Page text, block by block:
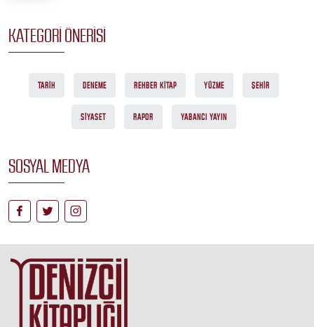
KATEGORI ÖNERISI
TARIH DENEME REHBER KITAP YÜZME ŞEHIR
SIYASET RAPOR YABANCI YAYIN
SOSYAL MEDYA